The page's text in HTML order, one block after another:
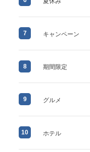
7 キャンペーン
8 期間限定
9 グルメ
10 ホテル